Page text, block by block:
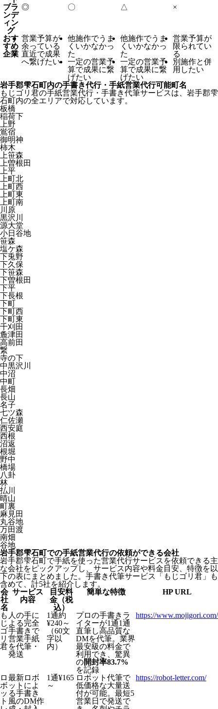
ブラ
ンデ
ィン
グ
◎ 〇 △ ×
おす
すめ
企業
営業予算が
余っている
直近で成果
へ繋げたい
他施作でうま
くいかなかっ
た
一定の営業予
算で成果に繋
げたい
他施作でうま
くいかなかっ
た
一定の営業予
算で成果に繋
げたい
営業予算が
限られてい
る
別施作と併
用したい
岩手郡雫石町内の手書き代行・手紙営業代行可能町名
もじゴリ君の手紙営業代行・手書き代筆サービスは、岩手郡雫
石町内の全エリアで対応しています。
板橋
稲荷下
上野
鴬宿
御明神
柿木
上笹森
上曽根田
上平
上町北
上町西
上町東
上町南
川原
黒沢川
源大堂
小日谷地
笹森
塩ケ森
下兎野
下久保
下笹森
下曽根田
下平
下長根
下町
下町西
下町東
千刈田
麁津田
高前田
繋
寺の下
中黒沢川
中沼
中町
長畑
長山
名子
七ツ森
仁佐瀬
西安庭
西根
沼返
根堀
野中
橋場
八卦
林
払川
晴山
町裏
麻見田
丸谷地
万田渡
南畑
谷地
岩手郡雫石町での手紙営業代行の依頼ができる会社
岩手郡雫石町で手紙を使った営業代行サービスを依頼できる主
な会社をピックアップし、サービス内容や料金目安、特徴を以
下の表にまとめました。手書き代筆サービス「もじゴリ君」も
含めて、計5社を紹介します。
会
社
名
サービス
内容
目安料
金（税
込）
簡単な特徴 HP URL
も
じ
ゴ
リ
君
人の手に
よる完全
手書きで
営業手紙
を代筆・
発送
1通約
¥240～
（60文
字以
内）
プロの手書きラ
イターが1通1通
直筆し高品質な
DMを代筆。業界
最安級の料金で
利用でき、驚異
の開封率83.7%
を記録
https://www.mojigori.com/
ロ
ボ
ッ
ト
最新ロボ
ットによ
る手書き
風のDM作
1通¥165
～
ロボット代筆で
低価格な大量送
付が可能。最短5
営業日で発送で
https://robot-letter.com/